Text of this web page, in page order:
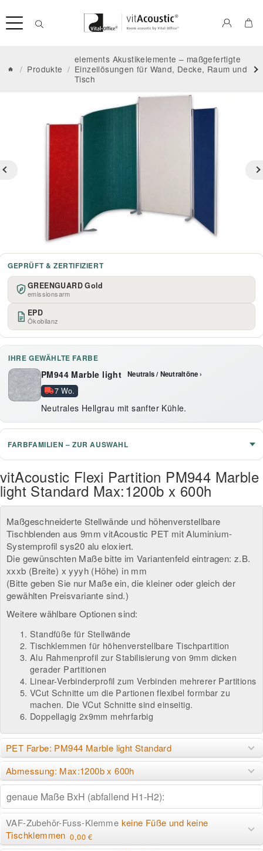
/ Produkte /
elements Akustikelemente – maßgefertigte
Einzellösungen für Wand, Decke, Raum und
Tisch
GEPRÜFT & ZERTIFIZIERT
GREENGUARD Gold
emissionsarm
EPD
Ökobilanz
IHRE GEWÄHLTE FARBE
PM944 Marble light Neutrals / Neutraltöne ›
7 Wo.
Neutrales Hellgrau mit sanfter Kühle.
FARBFAMILIEN – ZUR AUSWAHL
vitAcoustic Flexi Partition PM944 Marble
light Standard Max:1200b x 600h
Maßgeschneiderte Stellwände und höhenverstellbare
Tischblenden aus 9mm vitAcoustic PET mit Aluminium-
Systemprofil sys20 alu eloxiert.
Die gewünschten Maße bitte im Variantenfeld eintragen: z.B.
xxxb (Breite) x yyyh (Höhe) in mm
(Bitte geben Sie nur Maße ein, die kleiner oder gleich der
gewählten Preisvariante sind.)
Weitere wählbare Optionen sind:
Standfüße für Stellwände
Tischklemmen für höhenverstellbare Tischpartition
Alu Rahmenprofil zur Stabilisierung von 9mm dicken
gerader Partitionen
Linear-Verbinderprofil zum Verbinden mehrerer Partitions
VCut Schnitte um die Partionen flexibel formbar zu
machen. Die VCut Schnitte sind einseitig.
Doppellagig 2x9mm mehrfarbig
PET Farbe: PM944 Marble light Standard
Abmessung: Max:1200b x 600h
VAF-Zubehör-Fuss-Klemme keine Füße und keine
Tischklemmen 0,00 €